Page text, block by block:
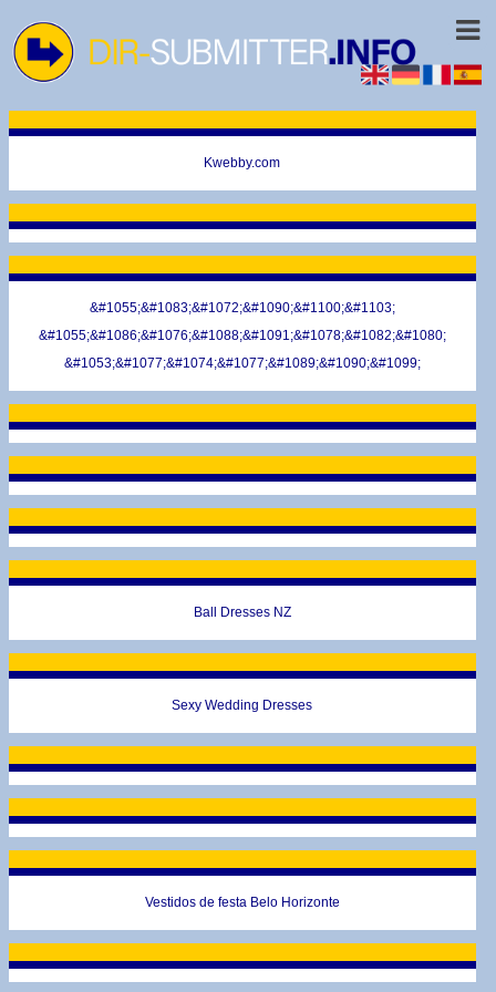
Kwebby.com
&#1055;&#1083;&#1072;&#1090;&#1100;&#1103;
&#1055;&#1086;&#1076;&#1088;&#1091;&#1078;&#1082;&#1080;
&#1053;&#1077;&#1074;&#1077;&#1089;&#1090;&#1099;
Ball Dresses NZ
Sexy Wedding Dresses
Vestidos de festa Belo Horizonte